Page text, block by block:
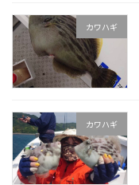
カワハギ
カワハギ